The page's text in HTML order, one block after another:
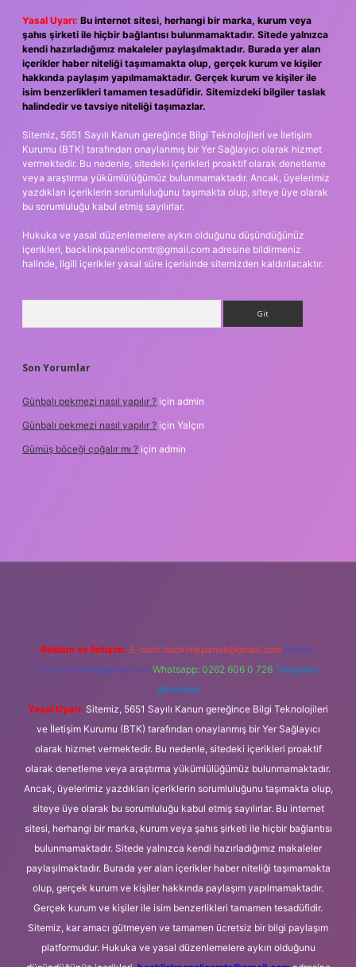
Yasal Uyarı: Bu internet sitesi, herhangi bir marka, kurum veya
şahıs şirketi ile hiçbir bağlantısı bulunmamaktadır. Sitede yalnızca
kendi hazırladığımız makaleler paylaşılmaktadır. Burada yer alan
içerikler haber niteliği taşımamakta olup, gerçek kurum ve kişiler
hakkında paylaşım yapılmamaktadır. Gerçek kurum ve kişiler ile
isim benzerlikleri tamamen tesadüfidir. Sitemizdeki bilgiler taslak
halindedir ve tavsiye niteliği taşımazlar.
Sitemiz, 5651 Sayılı Kanun gereğince Bilgi Teknolojileri ve İletişim
Kurumu (BTK) tarafından onaylanmış bir Yer Sağlayıcı olarak hizmet
vermektedir. Bu nedenle, sitedeki içerikleri proaktif olarak denetleme
veya araştırma yükümlülüğümüz bulunmamaktadır. Ancak, üyelerimiz
yazdıkları içeriklerin sorumluluğunu taşımakta olup, siteye üye olarak
bu sorumluluğu kabul etmiş sayılırlar.
Hukuka ve yasal düzenlemelere aykırı olduğunu düşündüğünüz
içerikleri, backlinkpanelicomtr@gmail.com adresine bildirmeniz
halinde, ilgili içerikler yasal süre içerisinde sitemizden kaldırılacaktır.
Son Yorumlar
Günbalı pekmezi nasıl yapılır ? için admin
Günbalı pekmezi nasıl yapılır ? için Yalçın
Gümüş böceği çoğalır mı ? için admin
Reklam ve İletişim: E-mail: backlinkpaneli@gmail.com Teams:
forumhizmeti@gmail.com Whatsapp: 0262 606 0 726 Telegram:
@karabul
Yasal Uyarı: Sitemiz, 5651 Sayılı Kanun gereğince Bilgi Teknolojileri
ve İletişim Kurumu (BTK) tarafından onaylanmış bir Yer Sağlayıcı
olarak hizmet vermektedir. Bu nedenle, sitedeki içerikleri proaktif
olarak denetleme veya araştırma yükümlülüğümüz bulunmamaktadır.
Ancak, üyelerimiz yazdıkları içeriklerin sorumluluğunu taşımakta olup,
siteye üye olarak bu sorumluluğu kabul etmiş sayılırlar. Bu internet
sitesi, herhangi bir marka, kurum veya şahıs şirketi ile hiçbir bağlantısı
bulunmamaktadır. Sitede yalnızca kendi hazırladığımız makaleler
paylaşılmaktadır. Burada yer alan içerikler haber niteliği taşımamakta
olup, gerçek kurum ve kişiler hakkında paylaşım yapılmamaktadır.
Gerçek kurum ve kişiler ile isim benzerlikleri tamamen tesadüfidir.
Sitemiz, kar amacı gütmeyen ve tamamen ücretsiz bir bilgi paylaşım
platformudur. Hukuka ve yasal düzenlemelere aykırı olduğunu